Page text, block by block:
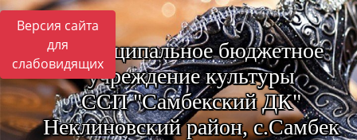
Версия сайта
для
слабовидящих
Муниципальное бюджетное
учреждение культуры
ССП "Самбекский ДК"
Неклиновский район, с.Самбек